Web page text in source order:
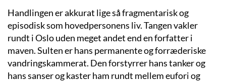
Handlingen er akkurat lige så fragmentarisk og
episodisk som hovedpersonens liv. Tangen vakler
rundt i Oslo uden meget andet end en forfatter i
maven. Sulten er hans permanente og forræderiske
vandringskammerat. Den forstyrrer hans tanker og
hans sanser og kaster ham rundt mellem eufori og